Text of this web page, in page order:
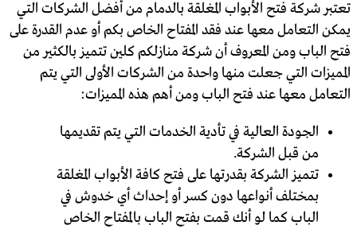
تعتبر شركة فتح الأبواب المغلقة بالدمام من أفضل الشركات التي
يمكن التعامل معها عند فقد المفتاح الخاص بكم أو عدم القدرة على
فتح الباب ومن المعروف أن شركة منازلكم كلين تتميز بالكثير من
المميزات التي جعلت منها واحدة من الشركات الأولى التي يتم
التعامل معها عند فتح الباب ومن أهم هذه المميزات:
الجودة العالية في تأدية الخدمات التي يتم تقديمها
من قبل الشركة.
تتميز الشركة بقدرتها على فتح كافة الأبواب المغلقة
بمختلف أنواعها دون كسر أو إحداث أي خدوش في
الباب كما لو أنك قمت بفتح الباب بالمفتاح الخاص